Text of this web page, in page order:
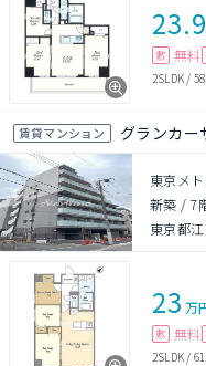
23.9
敷 無料
2SLDK /
賃貸マンション グランカー
東京メ
新築 /7
東京都
23 万
敷 無料
2SLDK /